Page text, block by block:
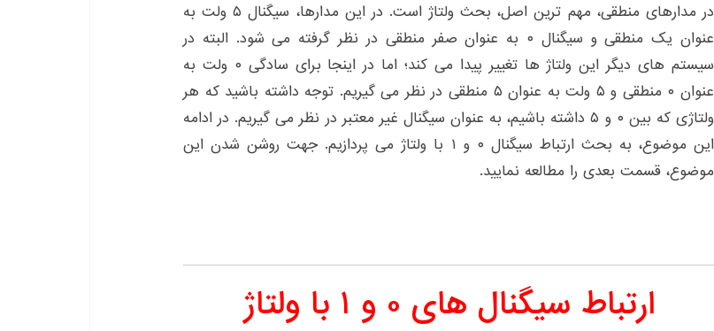
در مدارهای منطقی، مهم ترین اصل، بحث ولتاژ است. در این مدارها، سیگنال ۵ ولت به
عنوان یک منطقی و سیگنال ۰ به عنوان صفر منطقی در نظر گرفته می شود. البته در
سیستم های دیگر این ولتاژ ها تغییر پیدا می کند؛ اما در اینجا برای سادگی ۰ ولت به
عنوان ۰ منطقی و ۵ ولت به عنوان ۵ منطقی در نظر می گیریم. توجه داشته باشید که هر
ولتاژی که بین ۰ و ۵ داشته باشیم، به عنوان سیگنال غیر معتبر در نظر می گیریم. در ادامه
این موضوع، به بحث ارتباط سیگنال ۰ و ۱ با ولتاژ می پردازیم. جهت روشن شدن این
موضوع، قسمت بعدی را مطالعه نمایید.
ارتباط سیگنال های ۰ و ۱ با ولتاژ